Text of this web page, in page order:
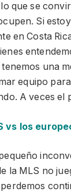
que se
Si
en Costa
una
equipo
A veces el
vs los
la MLS no